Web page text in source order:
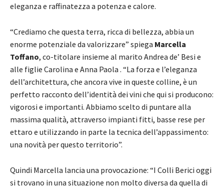
eleganza e raffinatezza a potenza e calore.
“Crediamo che questa terra, ricca di bellezza, abbia un
enorme potenziale da valorizzare” spiega Marcella
Toffano, co-titolare insieme al marito Andrea de’ Besi e
alle figlie Carolina e Anna Paola . “La forza e l’eleganza
dell’architettura, che ancora vive in queste colline, è un
perfetto racconto dell’identità dei vini che qui si producono:
vigorosi e importanti. Abbiamo scelto di puntare alla
massima qualità, attraverso impianti fitti, basse rese per
ettaro e utilizzando in parte la tecnica dell’appassimento:
una novità per questo territorio”.
Quindi Marcella lancia una provocazione: “I Colli Berici oggi
si trovano in una situazione non molto diversa da quella di